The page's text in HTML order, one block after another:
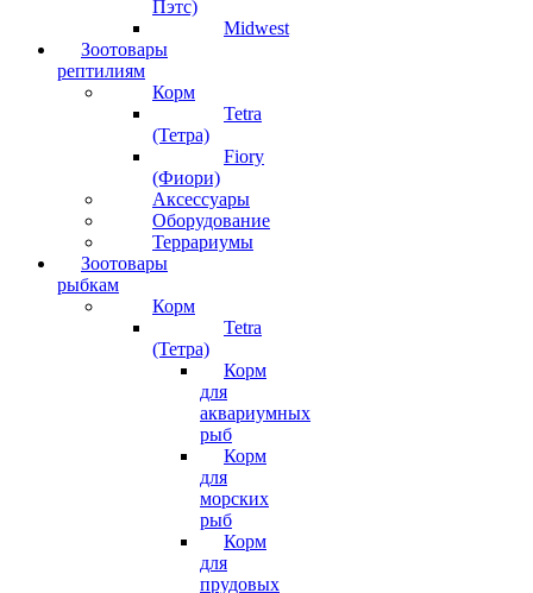
Пэтс)
Midwest
Зоотовары
рептилиям
Корм
Tetra
(Тетра)
Fiory
(Фиори)
Аксессуары
Оборудование
Террариумы
Зоотовары
рыбкам
Корм
Tetra
(Тетра)
Корм
для
аквариумных
рыб
Корм
для
морских
рыб
Корм
для
прудовых